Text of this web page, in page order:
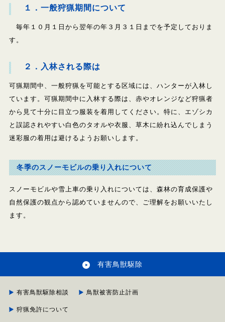
１．一般狩猟期間について
毎年１０月１日から翌年の年３月３１日までを予定しておりま
す。
２．入林される際は
可猟期間中、一般狩猟を可能とする区域には、ハンターが入林し
ています。可猟期間中に入林する際は、赤やオレンジなど狩猟者
から見て十分に目立つ服装を着用してください。特に、エゾシカ
と誤認されやすい白色のタオルや衣服、草木に紛れ込んでしまう
迷彩服の着用は避けるようお願いします。
冬季のスノーモビルの乗り入れについて
スノーモビルや雪上車の乗り入れについては、森林の育成保護や
自然保護の観点から認めていませんので、ご理解をお願いいたし
ます。
有害鳥獣駆除
有害鳥獣駆除相談 鳥獣被害防止計画
狩猟免許について